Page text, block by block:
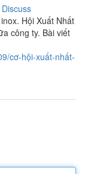
Discuss
Hội Xuất Nhất
công ty. Bài viết
cơ-hội-xuất-nhất-